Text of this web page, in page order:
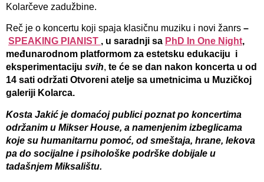
Kolarčeve zadužbine.
Reč je o koncertu koji spaja klasičnu muziku i novi žanrs –
SPEAKING PIANIST , u saradnji sa PhD In One Night,
međunarodnom platformom za estetsku edukaciju i
eksperimentaciju svih, te će se dan nakon koncerta u od
14 sati održati Otvoreni atelje sa umetnicima u Muzičkoj
galeriji Kolarca.
Kosta Jakić je domaćoj publici poznat po koncertima
održanim u Mikser House, a namenjenim izbeglicama
koje su humanitarnu pomoć, od smeštaja, hrane, lekova
pa do socijalne i psihološke podrške dobijale u
tadašnjem Miksalištu.